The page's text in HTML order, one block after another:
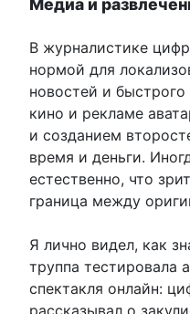
Медиа и
В журналистике
нормой для
новостей и
кино и рекламе
и созданием
время и деньги.
естественно, что
граница между
Я лично видел, как
труппа тестировала
спектакля онлайн: